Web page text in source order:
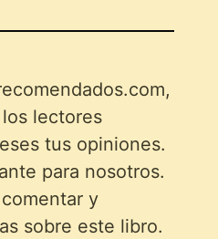
lectores
tus opiniones.
para nosotros.
y
sobre este libro.